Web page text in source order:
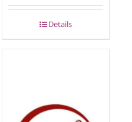
Details